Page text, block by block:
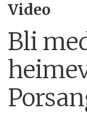
Video
Bli